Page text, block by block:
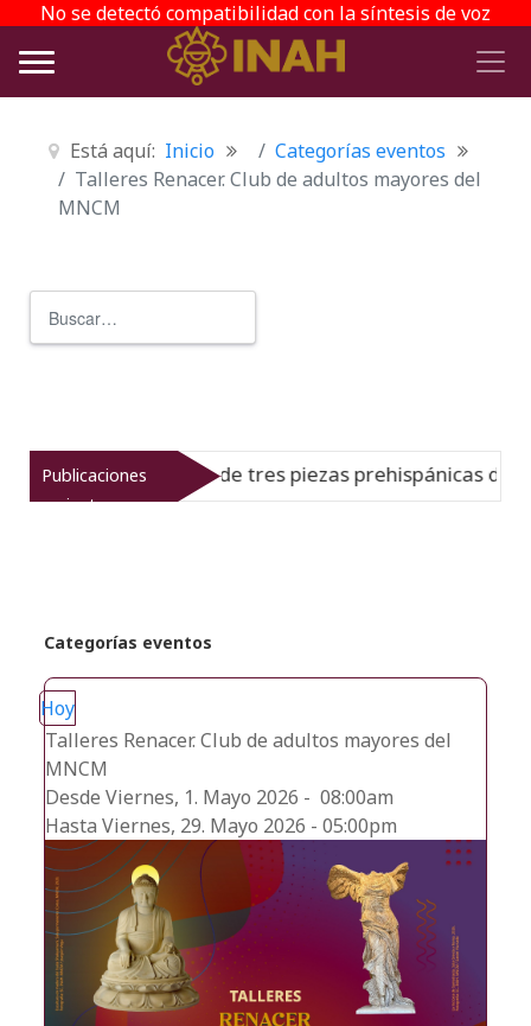
No se detectó compatibilidad con la síntesis de voz
Está aquí: Inicio
Categorías eventos
Talleres Renacer. Club de adultos mayores del
MNCM
Publicaciones
recientes
alistan repatriación de tres piezas prehispánicas desde
Categorías eventos
Hoy
Talleres Renacer. Club de adultos mayores del
MNCM
Desde Viernes, 1. Mayo 2026 - 08:00am
Hasta Viernes, 29. Mayo 2026 - 05:00pm